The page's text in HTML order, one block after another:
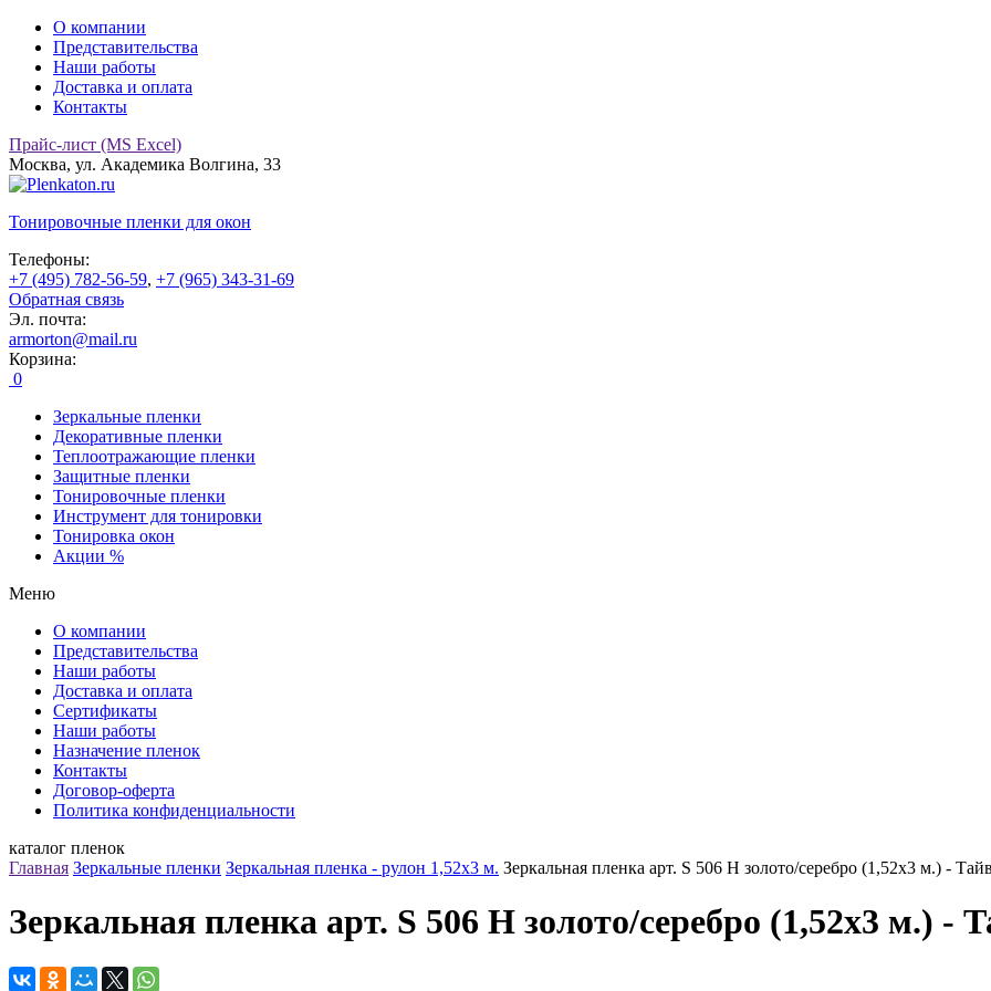
О компании
Представительства
Наши работы
Доставка и оплата
Контакты
Прайс-лист (MS Excel)
Москва, ул. Академика Волгина, 33
Тонировочные пленки для окон
Телефоны:
+7 (495) 782-56-59, +7 (965) 343-31-69
Обратная связь
Эл. почта:
armorton@mail.ru
Корзина:
0
Зеркальные пленки
Декоративные пленки
Теплоотражающие пленки
Защитные пленки
Тонировочные пленки
Инструмент для тонировки
Тонировка окон
Акции %
Меню
О компании
Представительства
Наши работы
Доставка и оплата
Сертификаты
Наши работы
Назначение пленок
Контакты
Договор-оферта
Политика конфиденциальности
каталог пленок
Главная Зеркальные пленки Зеркальная пленка - рулон 1,52х3 м. Зеркальная пленка арт. S 506 H золото/серебро (1,52х3 м.) -
Зеркальная пленка арт. S 506 H золото/серебро (1,52х3 м.) -